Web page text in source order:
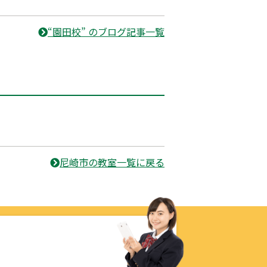
“園田校” のブログ記事一覧
尼崎市の教室一覧に戻る